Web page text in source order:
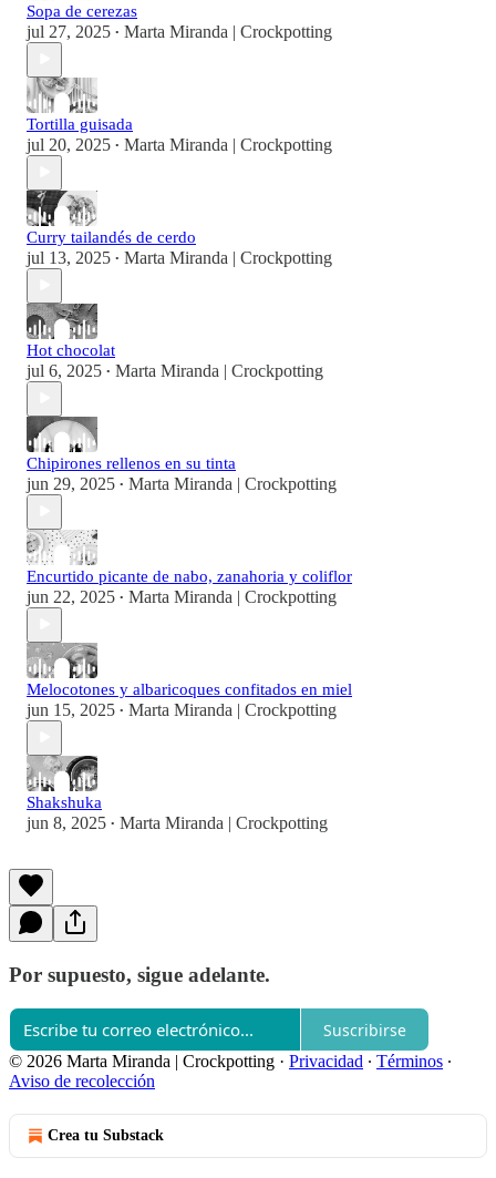
Sopa de cerezas
jul 27, 2025 • Marta Miranda | Crockpotting
Tortilla guisada
jul 20, 2025 • Marta Miranda | Crockpotting
Curry tailandés de cerdo
jul 13, 2025 • Marta Miranda | Crockpotting
Hot chocolat
jul 6, 2025 • Marta Miranda | Crockpotting
Chipirones rellenos en su tinta
jun 29, 2025 • Marta Miranda | Crockpotting
Encurtido picante de nabo, zanahoria y coliflor
jun 22, 2025 • Marta Miranda | Crockpotting
Melocotones y albaricoques confitados en miel
jun 15, 2025 • Marta Miranda | Crockpotting
Shakshuka
jun 8, 2025 • Marta Miranda | Crockpotting
Por supuesto, sigue adelante.
Suscribirse
© 2026 Marta Miranda | Crockpotting · Privacidad ∙ Términos ∙
Aviso de recolección
Crea tu Substack